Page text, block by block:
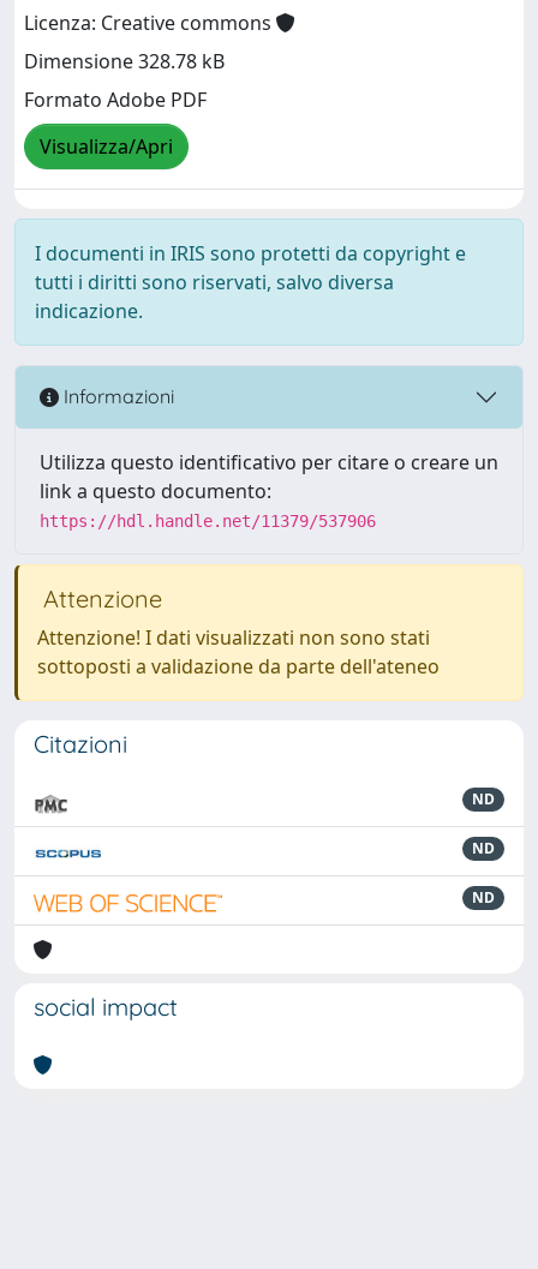
Licenza: Creative commons
Dimensione 328.78 kB
Formato Adobe PDF
Visualizza/Apri
I documenti in IRIS sono protetti da copyright e
tutti i diritti sono riservati, salvo diversa
indicazione.
Informazioni
Utilizza questo identificativo per citare o creare un
link a questo documento:
https://hdl.handle.net/11379/537906
Attenzione
Attenzione! I dati visualizzati non sono stati
sottoposti a validazione da parte dell'ateneo
Citazioni
ND
ND
ND
social impact